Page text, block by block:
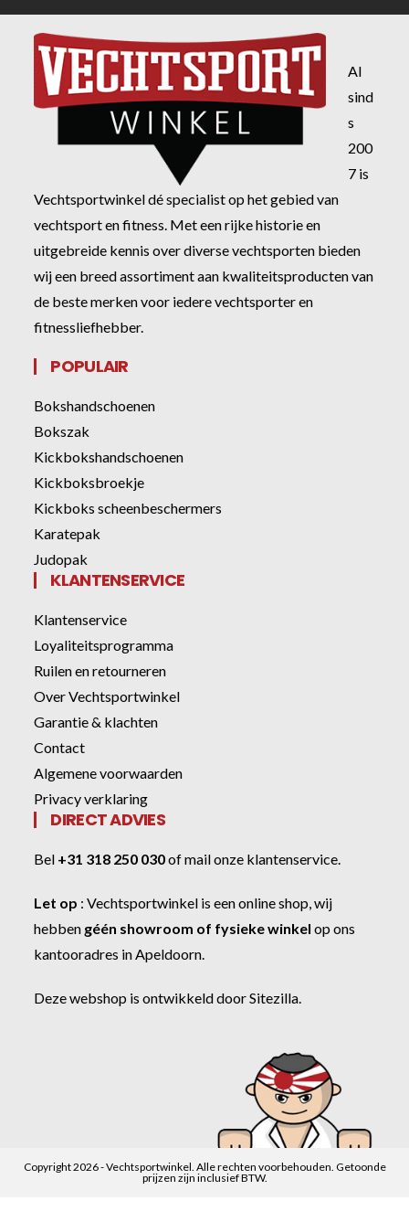
Al
sind
s
200
7 is
Vechtsportwinkel dé specialist op het gebied van
vechtsport en fitness. Met een rijke historie en
uitgebreide kennis over diverse vechtsporten bieden
wij een breed assortiment aan kwaliteitsproducten van
de beste merken voor iedere vechtsporter en
fitnessliefhebber.
POPULAIR
Bokshandschoenen
Bokszak
Kickbokshandschoenen
Kickboksbroekje
Kickboks scheenbeschermers
Karatepak
Judopak
KLANTENSERVICE
Klantenservice
Loyaliteitsprogramma
Ruilen en retourneren
Over Vechtsportwinkel
Garantie & klachten
Contact
Algemene voorwaarden
Privacy verklaring
DIRECT ADVIES
Bel +31 318 250 030ofmail onze klantenservice.
Let op :Vechtsportwinkel is een online shop, wij
hebben géén showroom of fysieke winkel op ons
kantooradres in Apeldoorn.
Deze webshop is ontwikkeld doorSitezilla.
Copyright 2026 - Vechtsportwinkel. Alle rechten voorbehouden. Getoonde
prijzen zijn inclusief BTW.